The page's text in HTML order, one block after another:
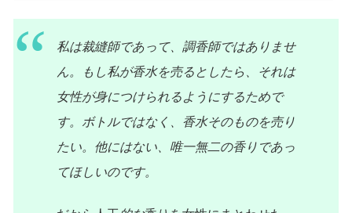
私は裁縫師であって、調香師ではありませ
ん。もし私が香水を売るとしたら、それは
女性が身につけられるようにするためで
す。ボトルではなく、香水そのものを売り
たい。他にはない、唯一無二の香りであっ
てほしいのです。